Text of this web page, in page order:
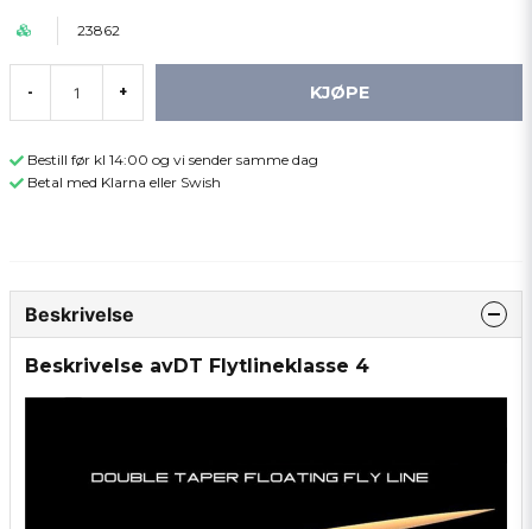
23862
- + KJØPE
Bestill før kl 14:00 og vi sender samme dag
Betal med Klarna eller Swish
Beskrivelse
Beskrivelse avDT Flytlineklasse 4